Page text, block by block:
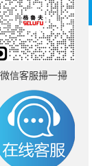
微信客服掃一掃